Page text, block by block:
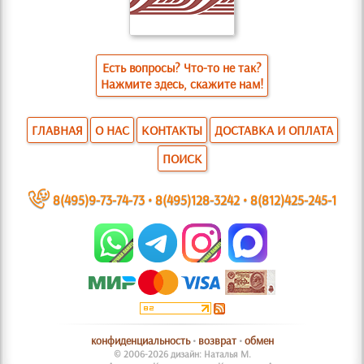
Есть вопросы? Что-то не так?
Нажмите здесь, скажите нам!
ГЛАВНАЯ О НАС КОНТАКТЫ
ДОСТАВКА И ОПЛАТА
ПОИСК
~ 8(495)9-73-74-73•8(495)128-3242•8(812)425-245-1
конфиденциальность• возврат•обмен
© 2006-2026 дизайн: Наталья М.